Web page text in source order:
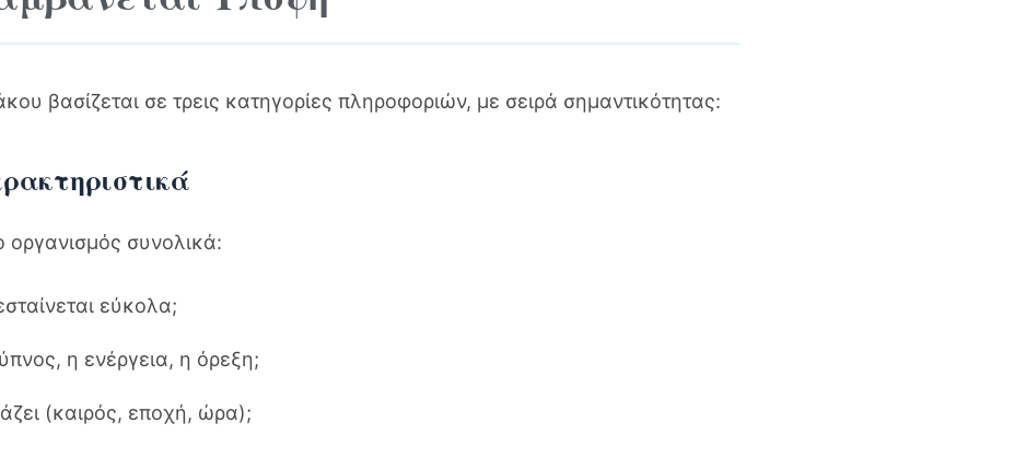
βασίζεται σε τρεις κατηγορίες πληροφοριών, με σειρά σημαντικότητας:
οργανισμός συνολικά:
εύκολα;
η ενέργεια, η όρεξη;
(καιρός, εποχή, ώρα);